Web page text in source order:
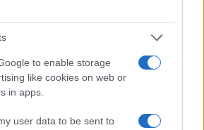
to enable storage
like cookies on web or
in apps.
user data to be sent to